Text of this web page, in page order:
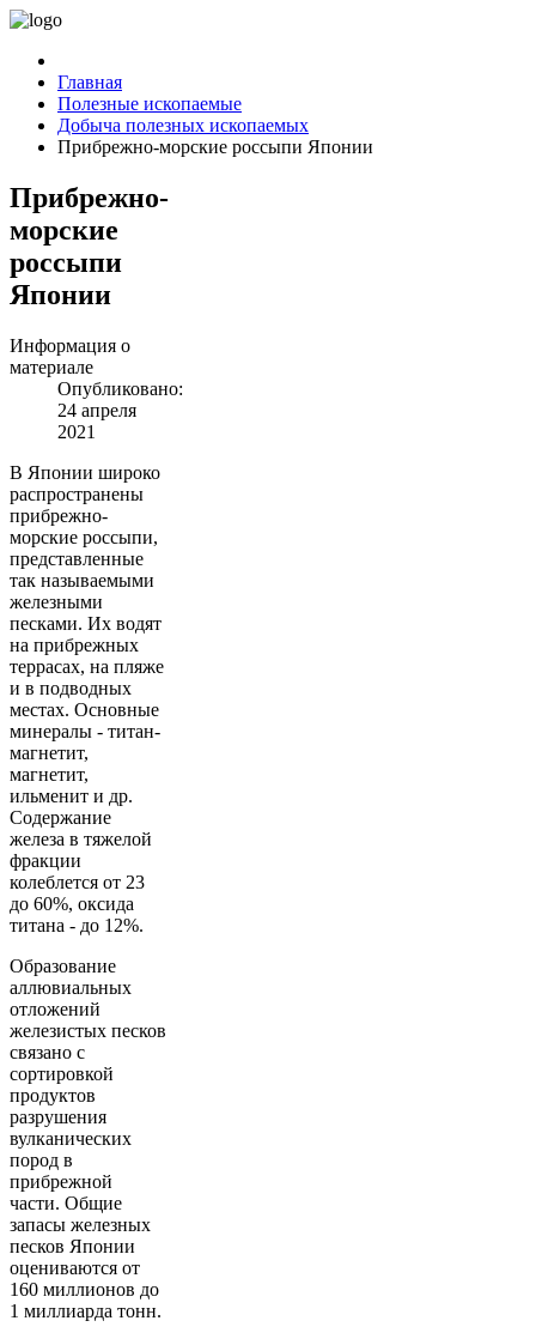
Главная
Полезные ископаемые
Добыча полезных ископаемых
Прибрежно-морские россыпи Японии
Прибрежно-
морские
россыпи
Японии
Информация о
материале
Опубликовано:
24 апреля
2021
В Японии широко
распространены
прибрежно-
морские россыпи,
представленные
так называемыми
железными
песками. Их водят
на прибрежных
террасах, на пляже
и в подводных
местах. Основные
минералы - титан-
магнетит,
магнетит,
ильменит и др.
Содержание
железа в тяжелой
фракции
колеблется от 23
до 60%, оксида
титана - до 12%.
Образование
аллювиальных
отложений
железистых песков
связано с
сортировкой
продуктов
разрушения
вулканических
пород в
прибрежной
части. Общие
запасы железных
песков Японии
оцениваются от
160 миллионов до
1 миллиарда тонн.